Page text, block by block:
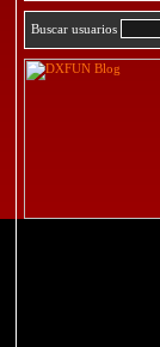
Buscar usuarios